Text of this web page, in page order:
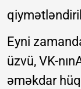
Eyni
üzvü, VK-
əməkdar